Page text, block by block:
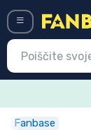
Fanbase